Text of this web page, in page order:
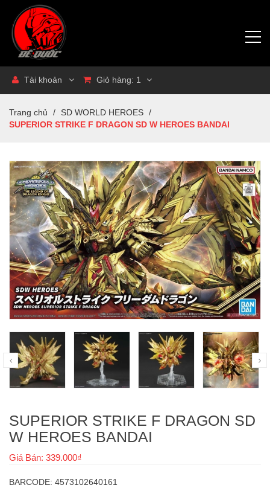
Tài khoản Giỏ hàng: 1
Trang chủ / SD WORLD HEROES /
SUPERIOR STRIKE F DRAGON SD W HEROES BANDAI
SUPERIOR STRIKE F DRAGON SD
W HEROES BANDAI
Giá Bán: 339.000₫
BARCODE: 4573102640161